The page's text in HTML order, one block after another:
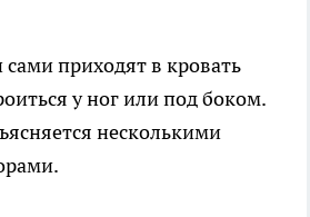
приходят в кровать
у ног или под боком.
несколькими